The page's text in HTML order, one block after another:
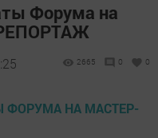
Форума на
2665 0 0